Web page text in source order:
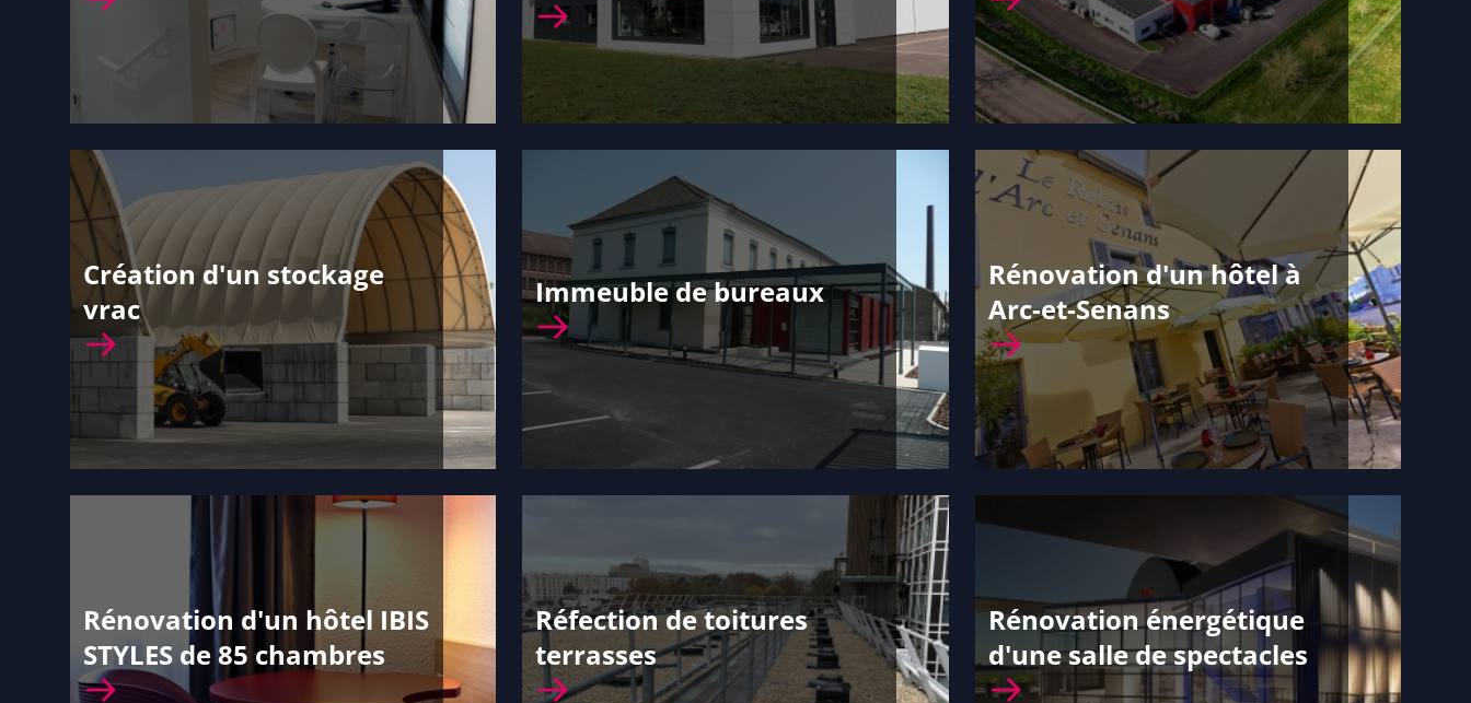
Création d'un stockage
vrac
Immeuble de bureaux
Rénovation d'un hôtel à
Arc-et-Senans
Rénovation d'un hôtel IBIS
STYLES de 85 chambres
Réfection de toitures
terrasses
Rénovation énergétique
d'une salle de spectacles